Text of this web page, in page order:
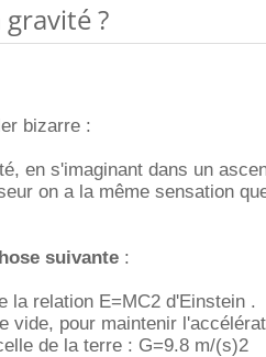
?
bizarre :
en s'imaginant dans un
on a la même sensation
suivante :
la relation E=MC2 d'Einstein .
vide, pour maintenir
de la terre : G=9.8 m/(s)2